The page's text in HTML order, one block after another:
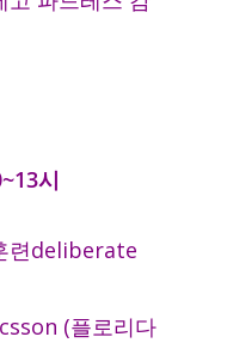
시
련deliberate
(플로리다